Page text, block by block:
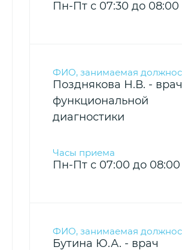
Пн-Пт с 07:30 до 08:00
Позднякова Н.В. - врач
функциональной
диагностики
Пн-Пт с 07:00 до 08:00
Бутина Ю.А. - врач